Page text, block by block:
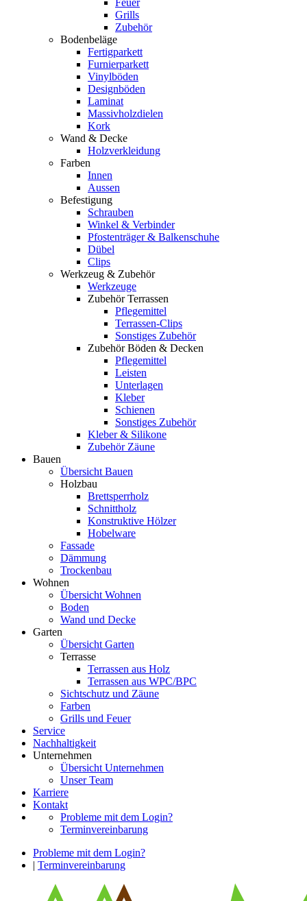
Grills
Zubehör
Bodenbeläge
Fertigparkett
Furnierparkett
Vinylböden
Designböden
Laminat
Massivholzdielen
Kork
Wand & Decke
Holzverkleidung
Farben
Innen
Aussen
Befestigung
Schrauben
Winkel & Verbinder
Pfostenträger & Balkenschuhe
Dübel
Clips
Werkzeug & Zubehör
Werkzeuge
Zubehör Terrassen
Pflegemittel
Terrassen-Clips
Sonstiges Zubehör
Zubehör Böden & Decken
Pflegemittel
Leisten
Unterlagen
Kleber
Schienen
Sonstiges Zubehör
Kleber & Silikone
Zubehör Zäune
Bauen
Übersicht Bauen
Holzbau
Brettsperrholz
Schnittholz
Konstruktive Hölzer
Hobelware
Fassade
Dämmung
Trockenbau
Wohnen
Übersicht Wohnen
Boden
Wand und Decke
Garten
Übersicht Garten
Terrasse
Terrassen aus Holz
Terrassen aus WPC/BPC
Sichtschutz und Zäune
Farben
Grills und Feuer
Service
Nachhaltigkeit
Unternehmen
Übersicht Unternehmen
Unser Team
Karriere
Kontakt
Probleme mit dem Login?
Terminvereinbarung
Probleme mit dem Login?
| Terminvereinbarung